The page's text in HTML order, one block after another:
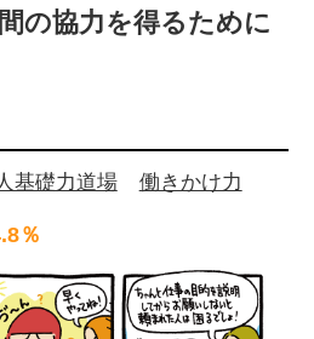
の協力を得るために
基礎力道場 働きかけ力
％